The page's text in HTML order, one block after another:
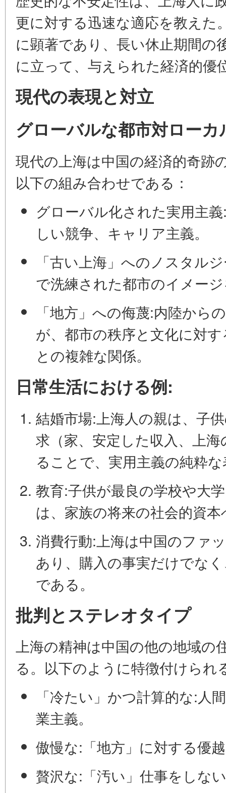
更に対する迅速な適応を教えた
に顕著であり、長い休止期間の
に立って、与えられた経済的優
現代の表現と対立
グローバルな都市対ロー
現代の上海は中国の経済的奇跡
以下の組み合わせである：
グローバル化された実用主
しい競争、キャリア主義。
「古い上海」へのノスタル
で洗練された都市のイメー
「地方」への侮蔑:内陸から
が、都市の秩序と文化に対
との複雑な関係。
日常生活における例:
結婚市場:上海人の親は、子
求（家、安定した収入、上
ることで、実用主義の純粋
教育:子供が最良の学校や大
は、家族の将来の社会的資
消費行動:上海は中国のファ
あり、購入の事実だけでな
である。
批判とステレオタイプ
上海の精神は中国の他の地域
る。以下のように特徴付けられ
「冷たい」かつ計算的な:人
業主義。
傲慢な: 「地方」に対する優
贅沢な: 「汚い」仕事をしな